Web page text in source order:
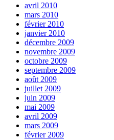
avril 2010
mars 2010
février 2010
janvier 2010
décembre 2009
novembre 2009
octobre 2009
septembre 2009
août 2009
juillet 2009
juin 2009
mai 2009
avril 2009
mars 2009
février 2009